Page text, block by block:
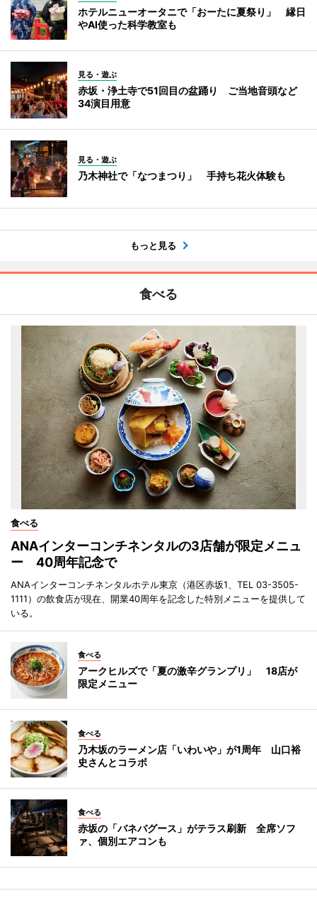
ホテルニューオータニで「おーたに夏祭り」 縁日
やAI使った科学教室も
見る・遊ぶ
赤坂・浄土寺で51回目の盆踊り ご当地音頭など
34演目用意
見る・遊ぶ
乃木神社で「なつまつり」 手持ち花火体験も
もっと見る
食べる
食べる
ANAインターコンチネンタルの3店舗が限定メニュ
ー 40周年記念で
ANAインターコンチネンタルホテル東京（港区赤坂1、TEL 03-3505-
1111）の飲食店が現在、開業40周年を記念した特別メニューを提供して
いる。
食べる
アークヒルズで「夏の激辛グランプリ」 18店が
限定メニュー
食べる
乃木坂のラーメン店「いわいや」が1周年 山口裕
史さんとコラボ
食べる
赤坂の「バネバグース」がテラス刷新 全席ソフ
ァ、個別エアコンも